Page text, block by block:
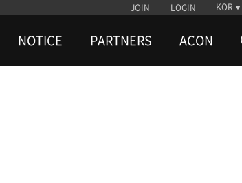
JOIN LOGIN KOR
NOTICE PARTNERS ACON